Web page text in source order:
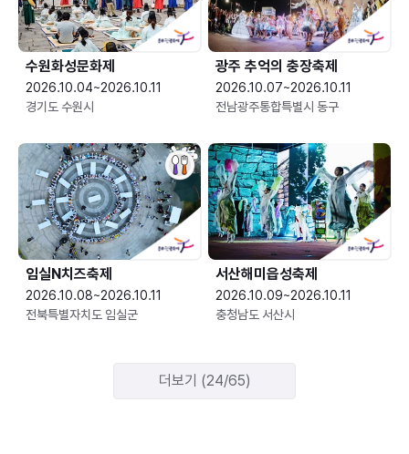
수원화성문화제
2026.10.04~2026.10.11
경기도 수원시
광주 추억의 충장축제
2026.10.07~2026.10.11
전남광주통합특별시 동구
임실N치즈축제
2026.10.08~2026.10.11
전북특별자치도 임실군
서산해미읍성축제
2026.10.09~2026.10.11
충청남도 서산시
더보기 (24/65)